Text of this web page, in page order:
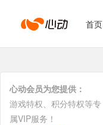
心
动
首页
心动会员为您提供：
游戏特权、积分特权等专
属VIP服务！